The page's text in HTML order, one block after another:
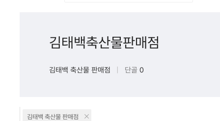
김태백축산물판매점
김태백 축산물 판매점 단골 0
김태백 축산물 판매점